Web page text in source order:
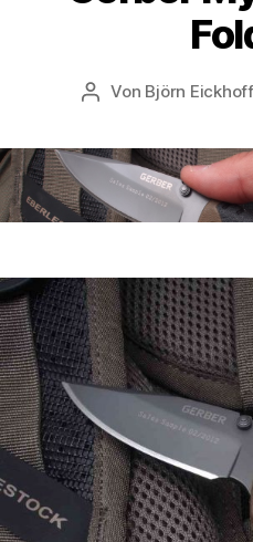
Beitragsautor
Von Björn Eickhoff